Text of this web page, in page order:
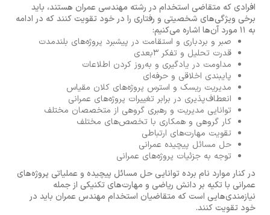
افرادی که متقاضی استخدام در رشته مهندسی عمران هستند، باید
برخی ویژگی‌های شخصیتی و رفتاری را در خود تقویت کنند که در ادامه
به 11 مورد آن‌ها اشاره می‌کنیم:
صبر و بردباری و استقامت در پیشبرد پروژه‌های بلندمدت
قدرت تحلیل و تفکر 3بعدی
مداومت در یادگیری و به‌روز کردن اطلاعات
پایبندی اخلاقی و حرفه‌ای
مدیریت ریسک و استرس پروژه‌های کلان مقیاس
انعطاف‌پذیری در برابر تغییرات پروژه‌های عمرانی
توانایی مدیریت و رهبری گروهی از متخصصان مختلف
کار گروهی و همکاری با تخصص‌های مختلف
تقویت مهارت‌های ارتباطی
حل مسائل پیچیده عمرانی
توجه به جزئیات پروژه‌های عمرانی
در کنار موارد نام برده توانایی حل مسائل پیچیده و عملیاتی پروژه‌های
عمرانی با تکیه بر دانش ریاضی و مهارت‌های تکنیکی از جمله
نیازمندی‌هایی است که متقاضیان استخدام مهندس عمران باید در
خود تقویت کنند.